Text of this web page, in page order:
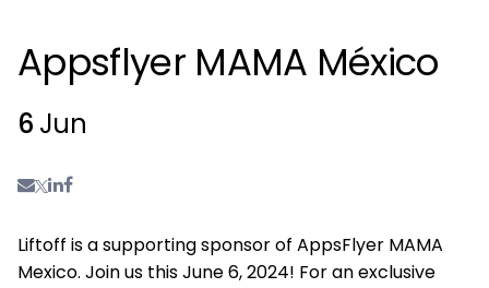
Appsflyer MAMA México
6 Jun
Liftoff is a supporting sponsor of AppsFlyer MAMA
Mexico. Join us this June 6, 2024! For an exclusive